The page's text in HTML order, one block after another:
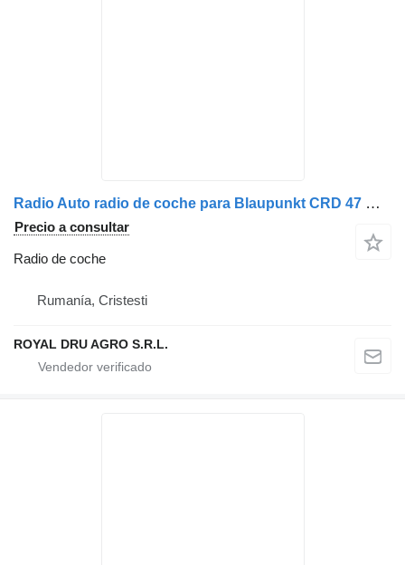
Radio Auto radio de coche para Blaupunkt CRD 47 MP3 camión
Precio a consultar
Radio de coche
Rumanía, Cristesti
ROYAL DRU AGRO S.R.L.